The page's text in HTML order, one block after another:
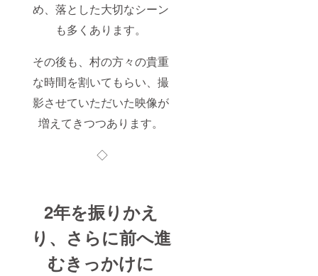
め、落とした大切なシーン
も多くあります。
その後も、村の方々の貴重
な時間を割いてもらい、撮
影させていただいた映像が
増えてきつつあります。
◇
2年を振りかえ
り、さらに前へ進
むきっかけに